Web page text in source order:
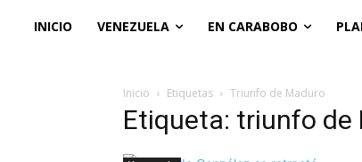
INICIO VENEZUELA EN CARABOBO
Inicio Etiquetas Triunfo de Maduro
Etiqueta: triunfo de